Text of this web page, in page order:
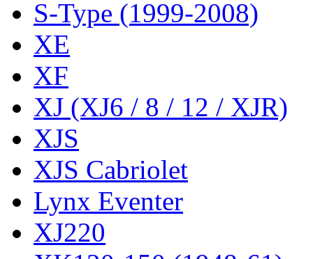
S-Type (1999-2008)
XE
XF
XJ (XJ6 / 8 / 12 / XJR)
XJS
XJS Cabriolet
Lynx Eventer
XJ220